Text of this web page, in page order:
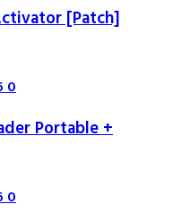
[Patch]
0
Portable +
0